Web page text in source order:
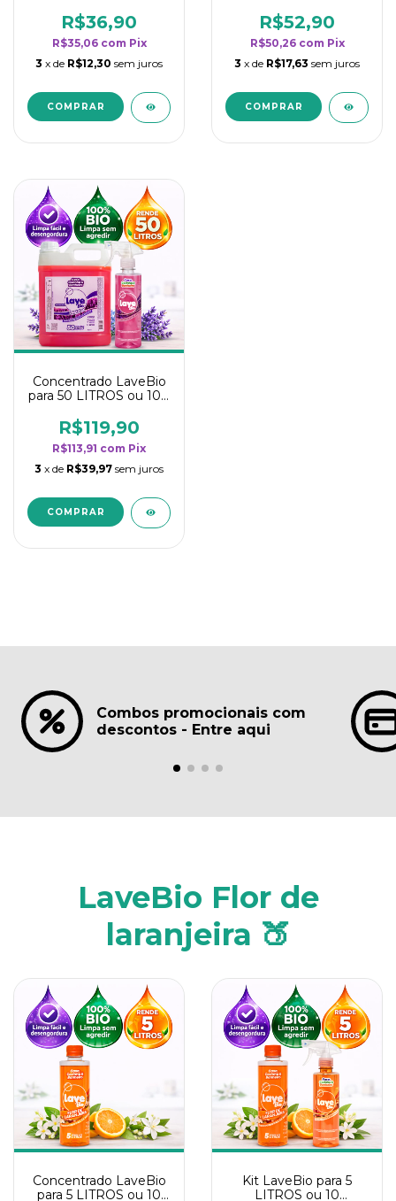
rendimento da
categoria - Lavanda
R$36,90
R$35,06 com Pix
3 x de R$12,30 sem juros
rendimento da
categoria - Lavanda
R$52,90
R$50,26 com Pix
3 x de R$17,63 sem juros
Concentrado LaveBio
para 50 LITROS ou 100
rendimento da
categoria - Lavanda
R$119,90
R$113,91 com Pix
3 x de R$39,97 sem juros
Combos promocionais com
descontos - Entre aqui
LaveBio Flor de
laranjeira 🍑
Concentrado LaveBio
para 5 LITROS ou 10
Kit LaveBio para 5
LITROS ou 10